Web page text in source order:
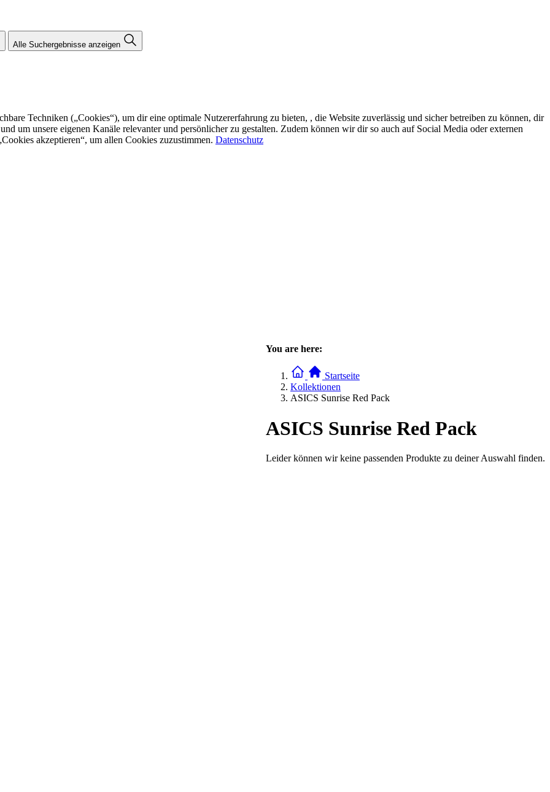
Alle Suchergebnisse anzeigen
Techniken („Cookies“), um dir eine optimale Nutzererfahrung zu bieten, , die Website zuverlässig und sicher betreiben zu können, dir
um unsere eigenen Kanäle relevanter und persönlicher zu gestalten. Zudem können wir dir so auch auf Social Media oder externen
akzeptieren“, um allen Cookies zuzustimmen. Datenschutz
You are here:
Startseite
Kollektionen
ASICS Sunrise Red Pack
ASICS Sunrise Red Pack
Leider können wir keine passenden Produkte zu deiner Auswahl finden.